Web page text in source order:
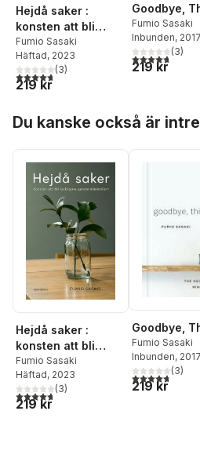
Hejdå saker :
konsten att bli
lyckligare genom
minimalism
Fumio Sasaki
Häftad, 2023
4,7utav 5 stjärnor. Totalt antal röster:
(3)
219 kr
Goodbye,
Fumio Sasaki
Inbunden, 2017
4,7utav 5(3)
219 kr
Du kanske också är
Hejdå saker :
konsten att bli
lyckligare genom
minimalism
Fumio Sasaki
Häftad, 2023
4,7utav 5 stjärnor. Totalt antal röster:
(3)
219 kr
Goodbye,
Fumio Sasaki
Inbunden, 2017
4,7utav 5(3)
219 kr